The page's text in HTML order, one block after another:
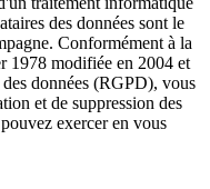
des données sont le
Conformément à la
1978 modifiée en 2004 et
données (RGPD), vous
et de suppression des
exercer en vous